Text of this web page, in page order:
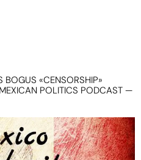
BOGUS «CENSORSHIP»
POLITICS PODCAST —